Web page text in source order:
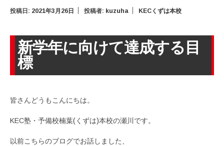
投稿日: 2021年3月26日 投稿者: kuzuha KECくずは本校
新学年に向けて達成する目
標
皆さんどうもこんにちは。
KEC塾・予備校楠葉(くずは)本校の瀬川です。
以前こちらのブログでお話しました、